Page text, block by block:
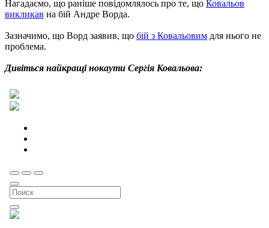
Нагадаємо, що раніше повідомлялось про те, що Ковальов
викликав на бій Андре Ворда.
Зазначимо, що Ворд заявив, що бій з Ковальовим для нього не
проблема.
Дивіться найкращі нокаути Сергія Ковальова: